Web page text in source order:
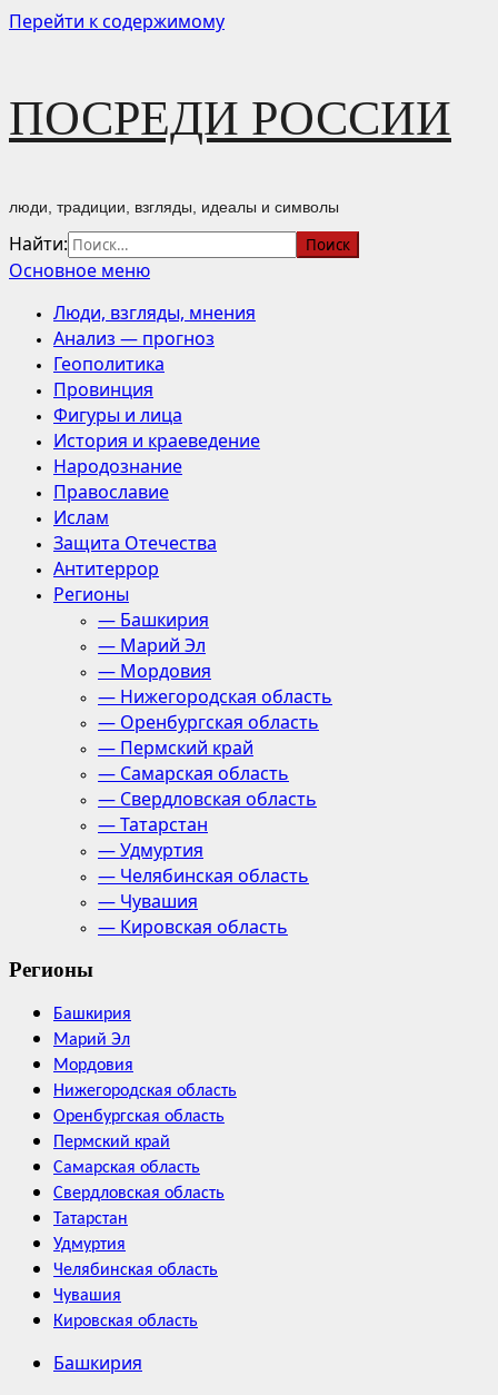
Перейти к содержимому
ПОСРЕДИ РОССИИ
люди, традиции, взгляды, идеалы и символы
Найти:
Основное меню
Люди, взгляды, мнения
Анализ — прогноз
Геополитика
Провинция
Фигуры и лица
История и краеведение
Народознание
Православие
Ислам
Защита Отечества
Антитеррор
Регионы
— Башкирия
— Марий Эл
— Мордовия
— Нижегородская область
— Оренбургская область
— Пермский край
— Самарская область
— Свердловская область
— Татарстан
— Удмуртия
— Челябинская область
— Чувашия
— Кировская область
Регионы
Башкирия
Марий Эл
Мордовия
Нижегородская область
Оренбургская область
Пермский край
Самарская область
Свердловская область
Татарстан
Удмуртия
Челябинская область
Чувашия
Кировская область
Башкирия